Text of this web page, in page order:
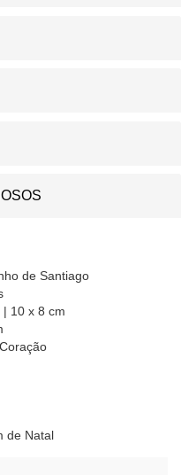
de Santiago
10 x 8 cm
de Natal